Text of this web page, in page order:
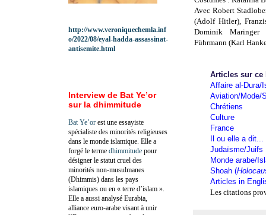
Avec Robert
(Adolf Hitler),
Dominik Maringer
Führmann (Karl
Articles sur ce
Affaire al-Dura/
Aviation/Mode/
Chrétiens
Culture
France
Il ou elle a dit...
Judaïsme/Juifs
Monde arabe/
Shoah (
Articles in
Les citations
http://www.veroniquechemla.inf
o/2022/08/eyal-hadda-assassinat-
antisemite.html
Interview de Bat Ye’or
sur la dhimmitude
Bat Ye’or est une essayiste
spécialiste des minorités religieuses
dans le monde islamique. Elle a
forgé le terme dhimmitude pour
désigner le statut cruel des
minorités non-musulmanes
(Dhimmis) dans les pays
islamiques ou en « terre d’islam ».
Elle a aussi analysé Eurabia,
alliance euro-arabe visant à unir